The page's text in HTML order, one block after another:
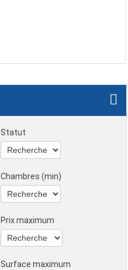
Statut
Chambres (min)
Prix maximum
Surface maximum